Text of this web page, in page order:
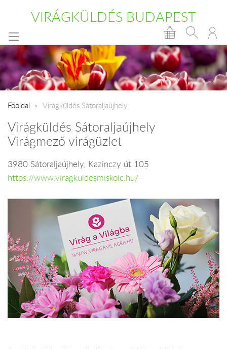
VIRÁGKÜLDÉS BUDAPEST
Főoldal Virágküldés Sátoraljaújhely
Virágküldés Sátoraljaújhely
Virágmező virágüzlet
3980 Sátoraljaújhely, Kazinczy út 105
https://www.viragkuldesmiskolc.hu/